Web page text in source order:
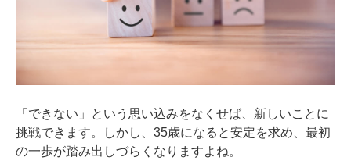
「できない」という思い込みをなくせば、新しいことに
挑戦できます。しかし、35歳になると安定を求め、最初
の一歩が踏み出しづらくなりますよね。